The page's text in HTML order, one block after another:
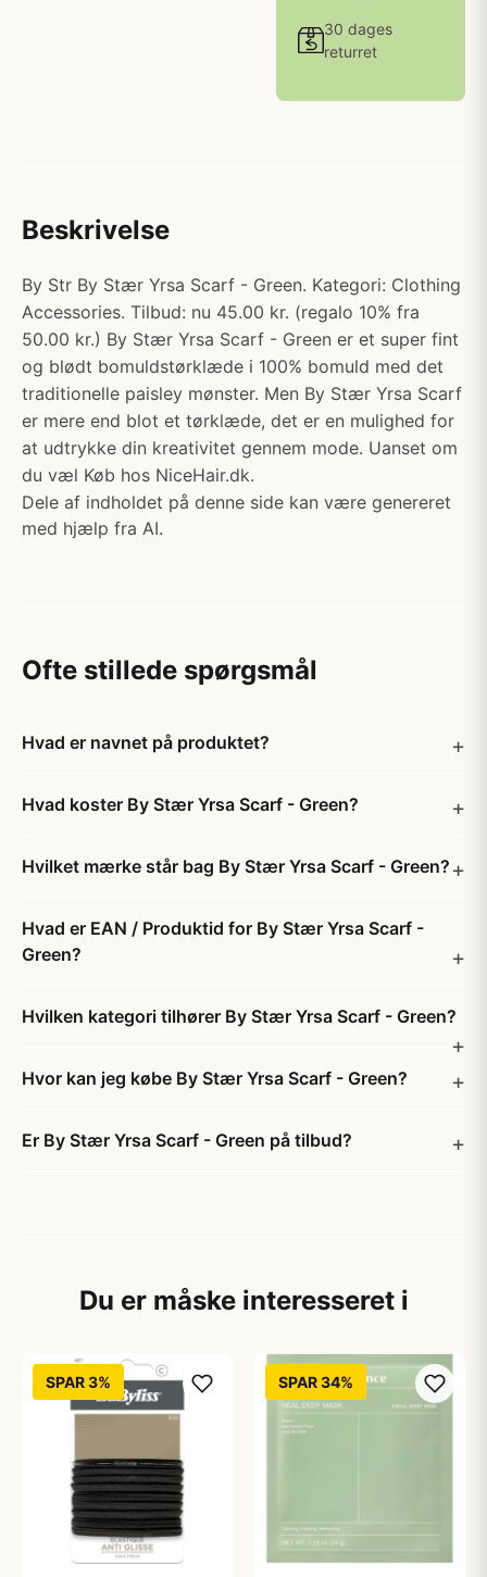
30 dages
returret
Beskrivelse
By Str By Stær Yrsa Scarf - Green. Kategori: Clothing
Accessories. Tilbud: nu 45.00 kr. (regalo 10% fra
50.00 kr.) By Stær Yrsa Scarf - Green er et super fint
og blødt bomuldstørklæde i 100% bomuld med det
traditionelle paisley mønster. Men By Stær Yrsa Scarf
er mere end blot et tørklæde, det er en mulighed for
at udtrykke din kreativitet gennem mode. Uanset om
du væl Køb hos NiceHair.dk.
Dele af indholdet på denne side kan være genereret
med hjælp fra AI.
Ofte stillede spørgsmål
Hvad er navnet på produktet?
Hvad koster By Stær Yrsa Scarf - Green?
Hvilket mærke står bag By Stær Yrsa Scarf - Green?
Hvad er EAN / Produktid for By Stær Yrsa Scarf -
Green?
Hvilken kategori tilhører By Stær Yrsa Scarf - Green?
Hvor kan jeg købe By Stær Yrsa Scarf - Green?
Er By Stær Yrsa Scarf - Green på tilbud?
Du er måske interesseret i
SPAR 3% SPAR 34%